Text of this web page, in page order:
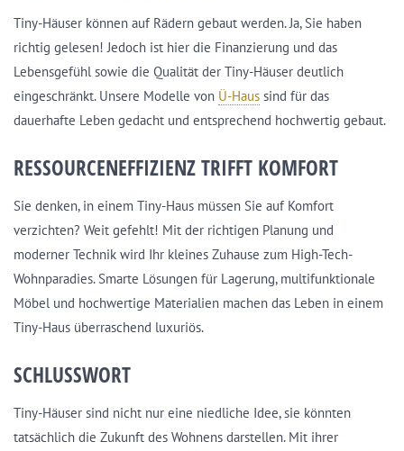
Tiny-Häuser können auf Rädern gebaut werden. Ja, Sie haben
richtig gelesen! Jedoch ist hier die Finanzierung und das
Lebensgefühl sowie die Qualität der Tiny-Häuser deutlich
eingeschränkt. Unsere Modelle von Ü-Haus sind für das
dauerhafte Leben gedacht und entsprechend hochwertig gebaut.
RESSOURCENEFFIZIENZ TRIFFT KOMFORT
Sie denken, in einem Tiny-Haus müssen Sie auf Komfort
verzichten? Weit gefehlt! Mit der richtigen Planung und
moderner Technik wird Ihr kleines Zuhause zum High-Tech-
Wohnparadies. Smarte Lösungen für Lagerung, multifunktionale
Möbel und hochwertige Materialien machen das Leben in einem
Tiny-Haus überraschend luxuriös.
SCHLUSSWORT
Tiny-Häuser sind nicht nur eine niedliche Idee, sie könnten
tatsächlich die Zukunft des Wohnens darstellen. Mit ihrer